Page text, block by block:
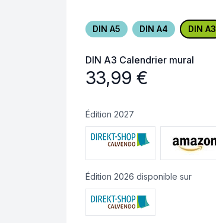
DIN A5 DIN A4 DIN A3
DIN A3 Calendrier mural
33,99 €
Édition 2027
Édition 2026 disponible sur